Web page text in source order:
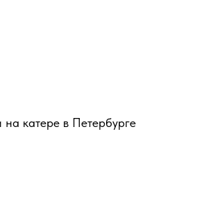
на катере в Петербурге